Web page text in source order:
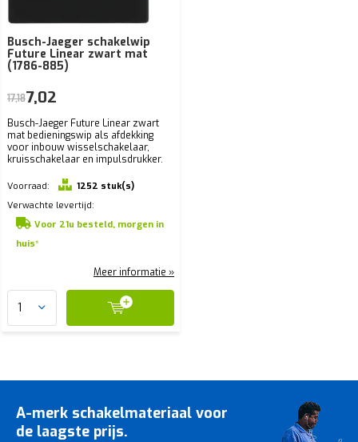
Busch-Jaeger schakelwip
Future Linear zwart mat
(1786-885)
Busch-Jaeger Future Linear zwart
mat bedieningswip als afdekking
voor inbouw wisselschakelaar,
kruisschakelaar en impulsdrukker.
Voorraad:
1252 stuk(s)
Verwachte levertijd:
Voor 21u besteld, morgen in
huis*
17,187,02
Meer informatie »
A-merk schakelmateriaal voor
de laagste prijs.